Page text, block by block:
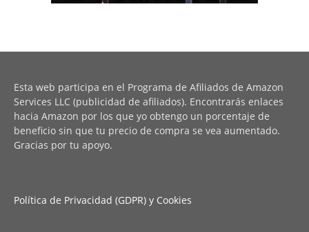
Esta web participa en el Programa de Afiliados de Amazon
Services LLC (publicidad de afiliados). Encontrarás enlaces
hacia Amazon por los que yo obtengo un porcentaje de
beneficio sin que tu precio de compra se vea aumentado.
Gracias por tu apoyo.
Política de Privacidad (GDPR) y Cookies